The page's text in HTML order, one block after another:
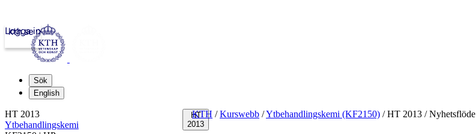
kth.se
Logga in
Sök
English
HT
2013
KTH / Kurswebb /Ytbehandlingskemi (KF2150) /HT 2013 /Nyhetsflöde
HT 2013
Ytbehandlingskemi